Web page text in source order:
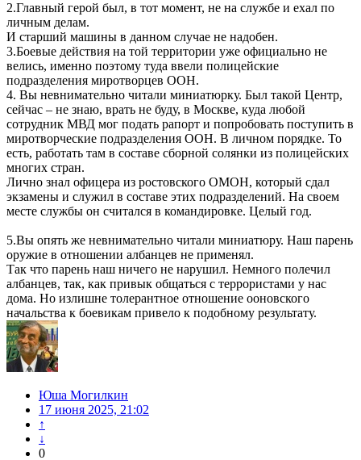
2.Главный герой был, в тот момент, не на службе и ехал по
личным делам.
И старший машины в данном случае не надобен.
3.Боевые действия на той территории уже официально не
велись, именно поэтому туда ввели полицейские
подразделения миротворцев ООН.
4. Вы невнимательно читали миниатюрку. Был такой Центр,
сейчас – не знаю, врать не буду, в Москве, куда любой
сотрудник МВД мог подать рапорт и попробовать поступить в
миротворческие подразделения ООН. В личном порядке. То
есть, работать там в составе сборной солянки из полицейских
многих стран.
Лично знал офицера из ростовского ОМОН, который сдал
экзамены и служил в составе этих подразделений. На своем
месте службы он считался в командировке. Целый год.
5.Вы опять же невнимательно читали миниатюру. Наш парень
оружие в отношении албанцев не применял.
Так что парень наш ничего не нарушил. Немного полечил
албанцев, так, как привык общаться с террористами у нас
дома. Но излишне толерантное отношение ооновского
начальства к боевикам привело к подобному результату.
Юша Могилкин
17 июня 2025, 21:02
↑
↓
0